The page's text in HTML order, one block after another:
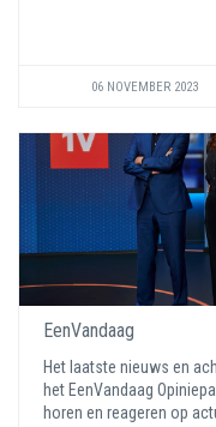
06 NOVEMBER 2023
EenVandaag
Het laatste nieuws en
het EenVandaag
horen en reageren op